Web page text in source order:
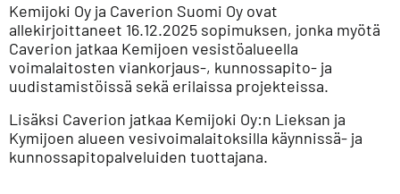
Kemijoki Oy ja Caverion Suomi Oy ovat
allekirjoittaneet 16.12.2025 sopimuksen, jonka myötä
Caverion jatkaa Kemijoen vesistöalueella
voimalaitosten viankorjaus-, kunnossapito- ja
uudistamistöissä sekä erilaissa projekteissa.
Lisäksi Caverion jatkaa Kemijoki Oy:n Lieksan ja
Kymijoen alueen vesivoimalaitoksilla käynnissä- ja
kunnossapitopalveluiden tuottajana.